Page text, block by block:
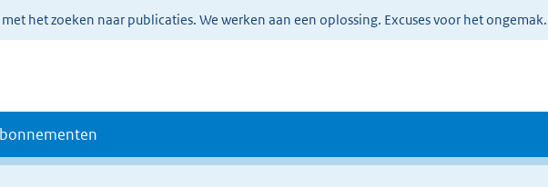
het zoeken naar publicaties. We werken aan een oplossing. Excuses voor het ongemak.